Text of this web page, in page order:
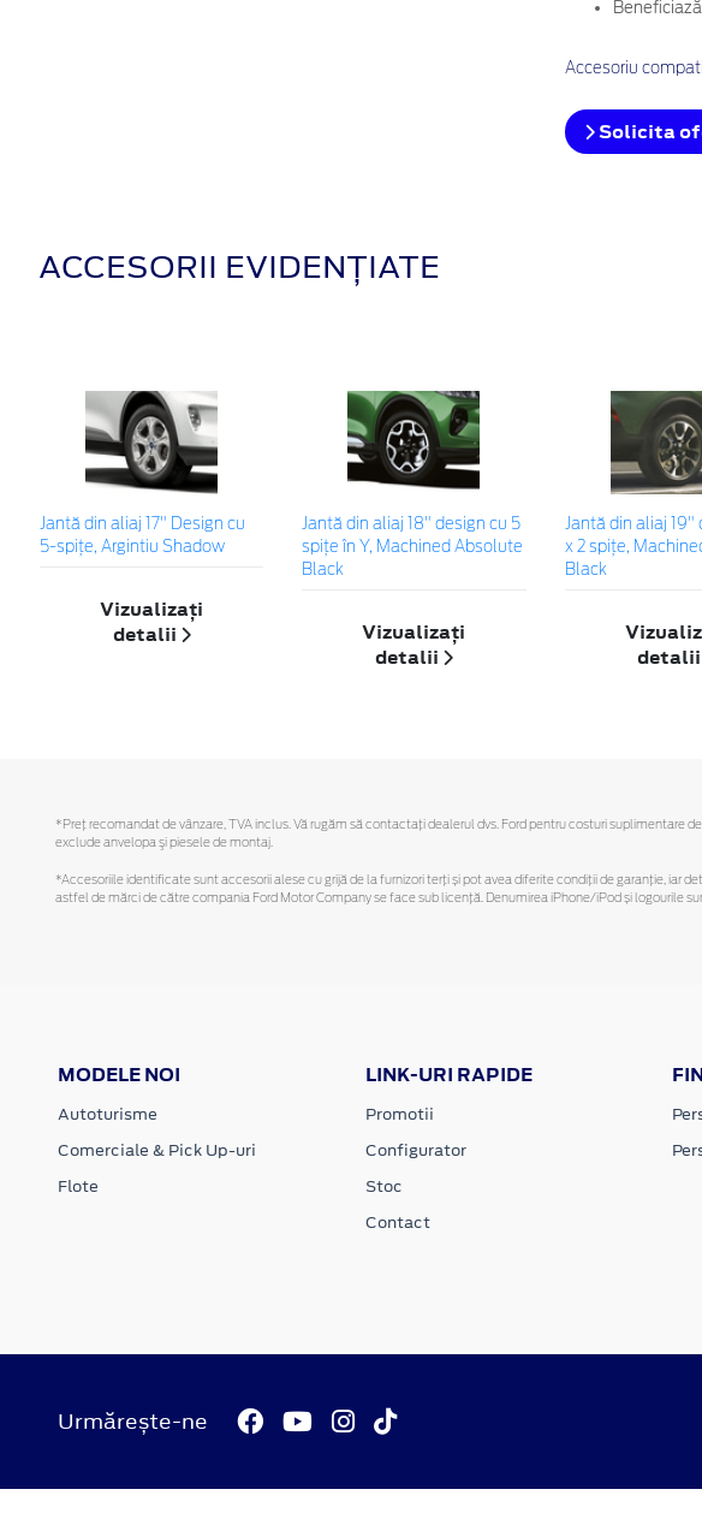
Accesoriu
Solicita
ACCESORII EVIDENȚIATE
Jantă din aliaj 17" Design cu
5-spițe, Argintiu Shadow
Vizualizați
detalii
Jantă din aliaj 18" design cu 5
spițe în Y, Machined Absolute
Black
Vizualizați
detalii
Jantă din aliaj 19"
x 2 spițe,
Black
detalii
*Preţ recomandat de vânzare, TVA inclus. Vă rugăm să contactaţi dealerul dvs. Ford pentru costuri suplimentare
exclude anvelopa şi piesele de montaj.
*Accesoriile identificate sunt accesorii alese cu grijă de la furnizori terți și pot avea diferite condiții de garanție, iar
astfel de mărci de către compania Ford Motor Company se face sub licență. Denumirea iPhone/iPod și logourile
MODELE NOI
Autoturisme
Comerciale & Pick Up-uri
Flote
LINK-URI RAPIDE
Promotii
Configurator
Stoc
Contact
Urmărește-ne